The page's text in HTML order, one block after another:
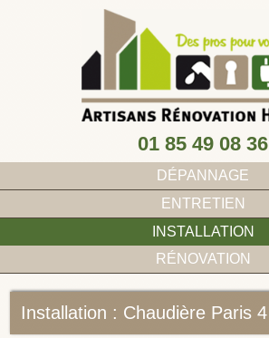
01 85 49 08 36
DÉPANNAGE
ENTRETIEN
INSTALLATION
RÉNOVATION
Installation : Chaudière Paris 4